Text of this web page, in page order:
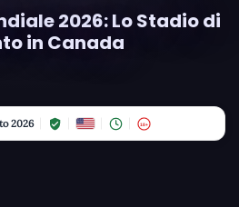
2026: Lo Stadio di
in Canada
2026 18+